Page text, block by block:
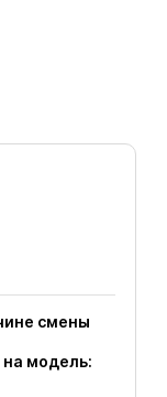
смены
модель: